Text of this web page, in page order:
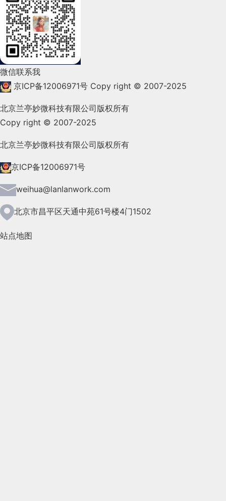
2022年2月(53)
2022年1月(99)
2021年12月(105)
2021年9月(153)
2021年8月(147)
2021年7月(149)
2021年6月(157)
2021年5月(124)
微信联系我
京ICP备12006971号 Copy right © 2007-2025
北京兰亭妙微科技有限公司版权所有
Copy right © 2007-2025
北京兰亭妙微科技有限公司版权所有
京ICP备12006971号
weihua@lanlanwork.com
北京市昌平区天通中苑61号楼4门1502
站点地图